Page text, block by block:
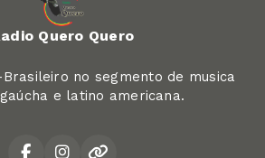
Quero Quero
no segmento de musica
e latino americana.